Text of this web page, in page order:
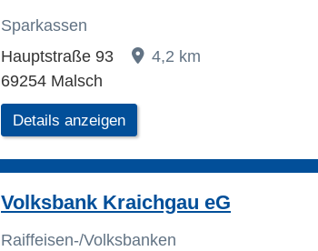
Sparkassen
Hauptstraße 93
4,2 km
69254 Malsch
Details anzeigen
Volksbank Kraichgau eG
Raiffeisen-/Volksbanken